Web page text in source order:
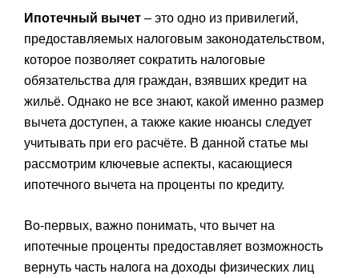
Ипотечный вычет – это одно из привилегий,
предоставляемых налоговым законодательством,
которое позволяет сократить налоговые
обязательства для граждан, взявших кредит на
жильё. Однако не все знают, какой именно размер
вычета доступен, а также какие нюансы следует
учитывать при его расчёте. В данной статье мы
рассмотрим ключевые аспекты, касающиеся
ипотечного вычета на проценты по кредиту.
Во-первых, важно понимать, что вычет на
ипотечные проценты предоставляет возможность
вернуть часть налога на доходы физических лиц